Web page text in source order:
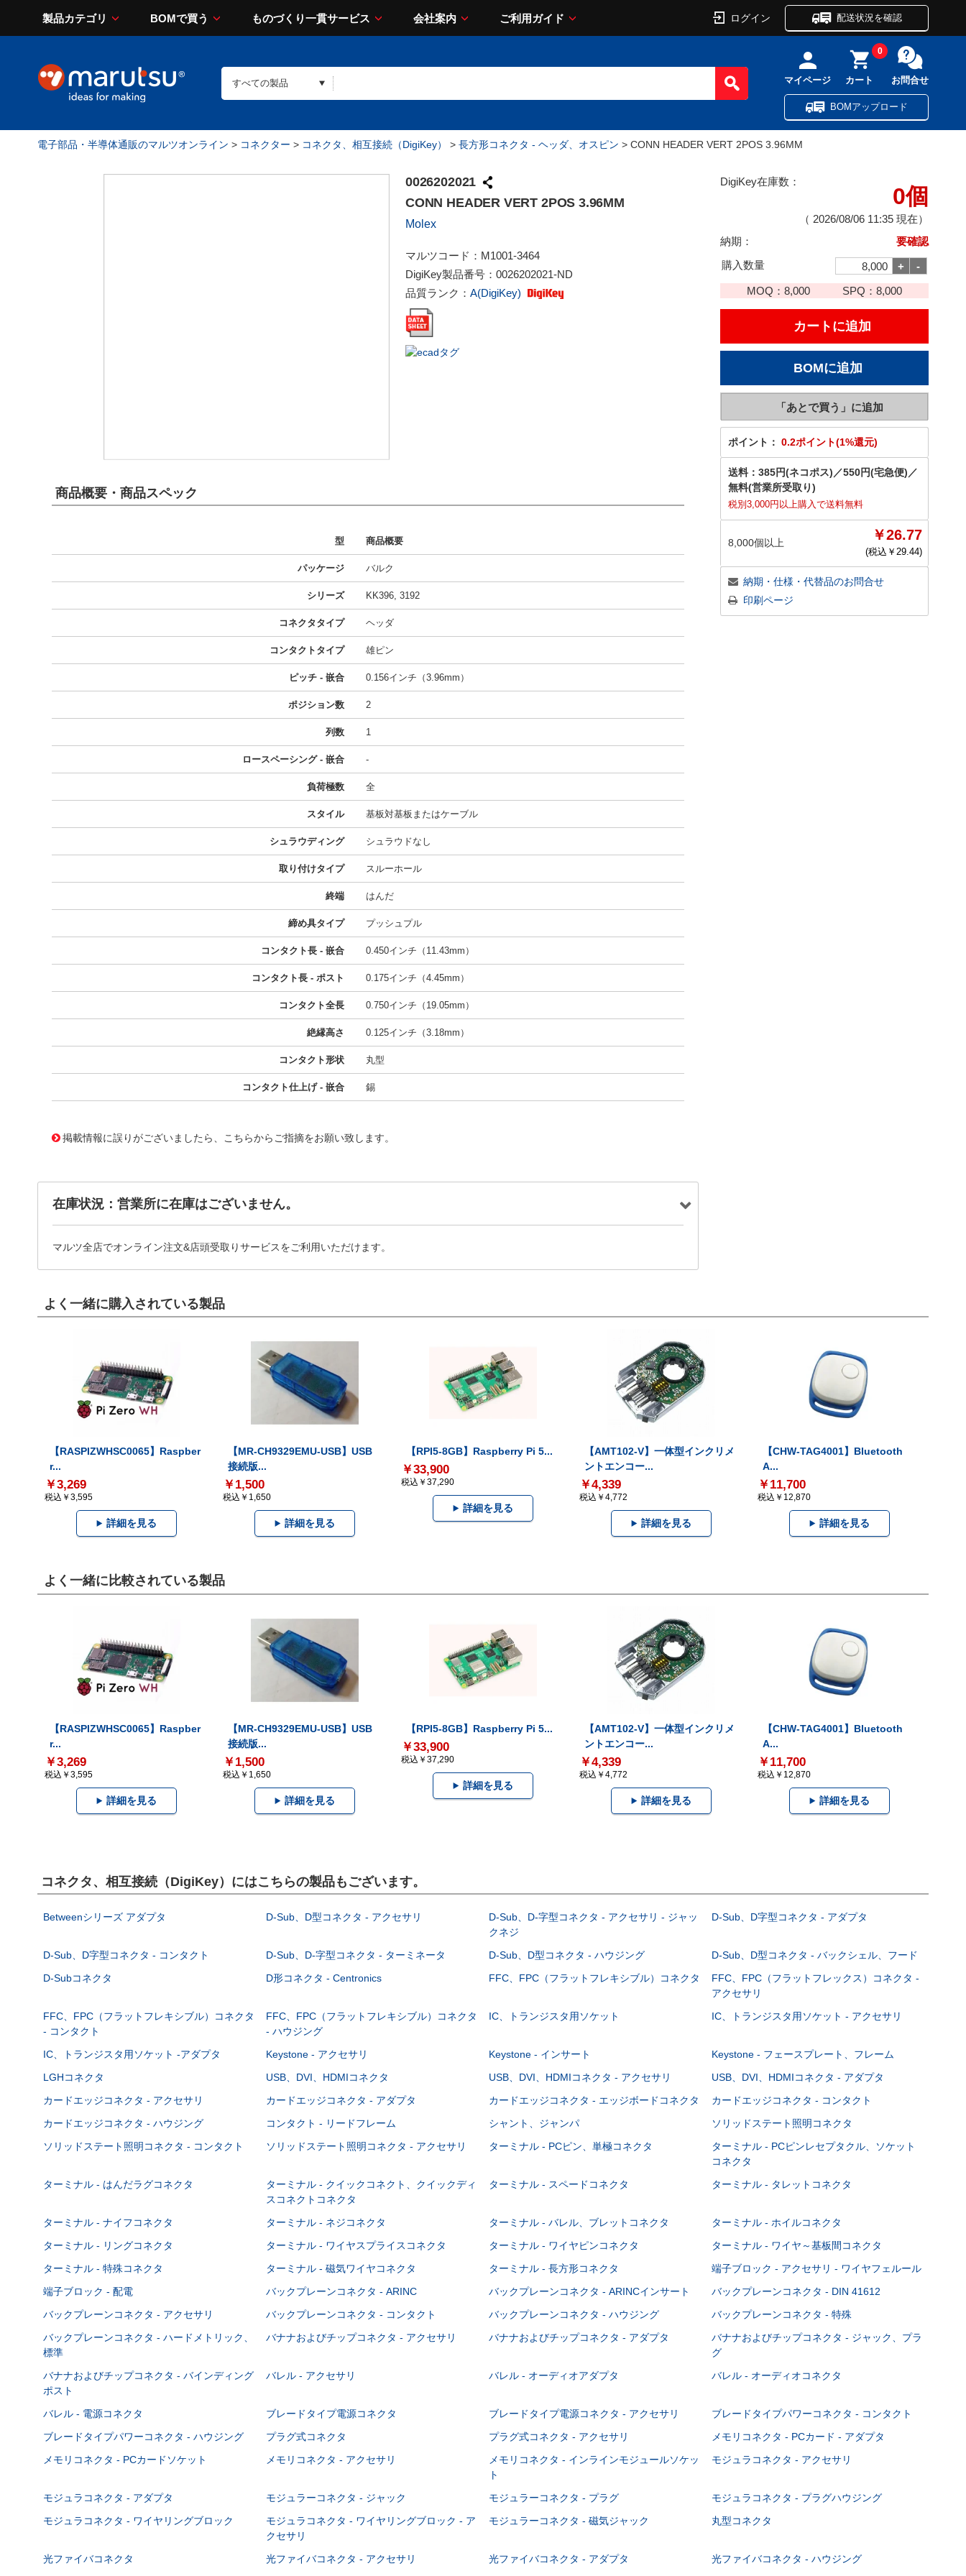
製品カテゴリ BOMで買う ものづくり一貫サービス 会社案内 ご利用ガイド ログイン 配送状況を確認
マイページ カート
0
お問合せ
BOMアップロード
電子部品・半導体通販のマルツオンライン > コネクター > コネクタ、相互接続（DigiKey） > 長方形コネクタ - ヘッダ、オスピン > CONN HEADER VERT 2POS 3.96MM
0026202021
CONN HEADER VERT 2POS 3.96MM
Molex
マルツコード： M1001-3464
DigiKey製品番号： 0026202021-ND
品質ランク： A(DigiKey)
DigiKey在庫数：
0個
（ 2026/08/06 11:35 現在）
納期：
要確認
購入数量
MOQ：8,000 SPQ： 8,000
ポイント： 0.2ポイント(1%還元)
送料： 385円(ネコポス) ／550円(宅急便) ／
無料(営業所受取り)
税別3,000円以上購入で送料無料
8,000個以上 ￥26.77
(税込￥ 29.44)
納期・仕様・代替品のお問合せ
印刷ページ
商品概要・商品スペック
型 商品概要
パッケージ バルク
シリーズ KK396, 3192
コネクタタイプ ヘッダ
コンタクトタイプ 雄ピン
ピッチ - 嵌合 0.156インチ（3.96mm）
ポジション数 2
列数 1
ロースペーシング - 嵌合 -
負荷極数 全
スタイル 基板対基板またはケーブル
シュラウディング シュラウドなし
取り付けタイプ スルーホール
終端 はんだ
締め具タイプ プッシュプル
コンタクト長 - 嵌合 0.450インチ（11.43mm）
コンタクト長 - ポスト 0.175インチ（4.45mm）
コンタクト全長 0.750インチ（19.05mm）
絶縁高さ 0.125インチ（3.18mm）
コンタクト形状 丸型
コンタクト仕上げ - 嵌合 錫
掲載情報に誤りがございましたら、こちらからご指摘をお願い致します。
在庫状況：営業所に在庫はございません。
マルツ全店でオンライン注文&店頭受取りサービスをご利用いただけます。
よく一緒に購入されている製品
【RASPIZWHSC0065】Raspber
r...
￥3,269
税込￥3,595
詳細を見る
【MR-CH9329EMU-USB】USB
接続版...
￥1,500
税込￥1,650
詳細を見る
【RPI5-8GB】Raspberry Pi 5...
￥33,900
税込￥37,290
詳細を見る
【AMT102-V】一体型インクリメ
ントエンコー...
￥4,339
税込￥4,772
詳細を見る
【CHW-TAG4001】Bluetooth
A...
￥11,700
税込￥12,870
詳細を見る
よく一緒に比較されている製品
【RASPIZWHSC0065】Raspber
r...
￥3,269
税込￥3,595
詳細を見る
【MR-CH9329EMU-USB】USB
接続版...
￥1,500
税込￥1,650
詳細を見る
【RPI5-8GB】Raspberry Pi 5...
￥33,900
税込￥37,290
詳細を見る
【AMT102-V】一体型インクリメ
ントエンコー...
￥4,339
税込￥4,772
詳細を見る
【CHW-TAG4001】Bluetooth
A...
￥11,700
税込￥12,870
詳細を見る
コネクタ、相互接続（DigiKey）にはこちらの製品もございます。
Betweenシリーズ アダプタ D-Sub、D型コネクタ - アクセサリ
D-Sub、D-字型コネクタ - アクセサリ - ジャッ
クネジ
D-Sub、D字型コネクタ - アダプタ
D-Sub、D字型コネクタ - コンタクト D-Sub、D-字型コネクタ - ターミネータ D-Sub、D型コネクタ - ハウジング
D-Sub、D型コネクタ - バックシェル、フード
D-Subコネクタ
D形コネクタ - Centronics FFC、FPC（フラットフレキシブル）コネクタ
FFC、FPC（フラットフレックス）コネクタ -
アクセサリ
FFC、FPC（フラットフレキシブル）コネクタ
- コンタクト
FFC、FPC（フラットフレキシブル）コネクタ
- ハウジング
IC、トランジスタ用ソケット IC、トランジスタ用ソケット - アクセサリ
IC、トランジスタ用ソケット -アダプタ Keystone - アクセサリ Keystone - インサート
Keystone - フェースプレート、フレーム
LGHコネクタ
USB、DVI、HDMIコネクタ USB、DVI、HDMIコネクタ - アクセサリ
USB、DVI、HDMIコネクタ - アダプタ
カードエッジコネクタ - アクセサリ
カードエッジコネクタ - アダプタ カードエッジコネクタ - エッジボードコネクタ
カードエッジコネクタ - コンタクト
カードエッジコネクタ - ハウジング
コンタクト - リードフレーム シャント、ジャンパ
ソリッドステート照明コネクタ
ソリッドステート照明コネクタ - コンタクト
ソリッドステート照明コネクタ - アクセサリ ターミナル - PCピン、単極コネクタ
ターミナル - PCピンレセプタクル、ソケット
コネクタ
ターミナル - はんだラグコネクタ
ターミナル - クイックコネクト、クイックディ
スコネクトコネクタ
ターミナル - スペードコネクタ ターミナル - タレットコネクタ
ターミナル - ナイフコネクタ ターミナル - ネジコネクタ ターミナル - バレル、ブレットコネクタ
ターミナル - ホイルコネクタ
ターミナル - リングコネクタ
ターミナル - ワイヤスプライスコネクタ ターミナル - ワイヤピンコネクタ
ターミナル - ワイヤ～基板間コネクタ
ターミナル - 特殊コネクタ
ターミナル - 磁気ワイヤコネクタ ターミナル - 長方形コネクタ
端子ブロック - アクセサリ - ワイヤフェルール
端子ブロック - 配電
バックプレーンコネクタ - ARINC バックプレーンコネクタ - ARINCインサート
バックプレーンコネクタ - DIN 41612
バックプレーンコネクタ - アクセサリ
バックプレーンコネクタ - コンタクト バックプレーンコネクタ - ハウジング
バックプレーンコネクタ - 特殊
バックプレーンコネクタ - ハードメトリック、
標準
バナナおよびチップコネクタ - アクセサリ バナナおよびチップコネクタ - アダプタ
バナナおよびチップコネクタ - ジャック、プラ
グ
バナナおよびチップコネクタ - バインディング
ポスト
バレル - アクセサリ バレル - オーディオアダプタ バレル - オーディオコネクタ
バレル - 電源コネクタ ブレードタイプ電源コネクタ ブレードタイプ電源コネクタ - アクセサリ
ブレードタイプパワーコネクタ - コンタクト
ブレードタイプパワーコネクタ - ハウジング
プラグ式コネクタ プラグ式コネクタ - アクセサリ
メモリコネクタ - PCカード - アダプタ
メモリコネクタ - PCカードソケット
メモリコネクタ - アクセサリ
メモリコネクタ - インラインモジュールソケッ
ト
モジュラコネクタ - アクセサリ
モジュラコネクタ - アダプタ モジュラーコネクタ - ジャック モジュラーコネクタ - プラグ
モジュラコネクタ - プラグハウジング
モジュラコネクタ - ワイヤリングブロック
モジュラコネクタ - ワイヤリングブロック - ア
クセサリ
モジュラーコネクタ - 磁気ジャック 丸型コネクタ
光ファイバコネクタ 光ファイバコネクタ - アクセサリ 光ファイバコネクタ - アダプタ
光ファイバコネクタ - ハウジング